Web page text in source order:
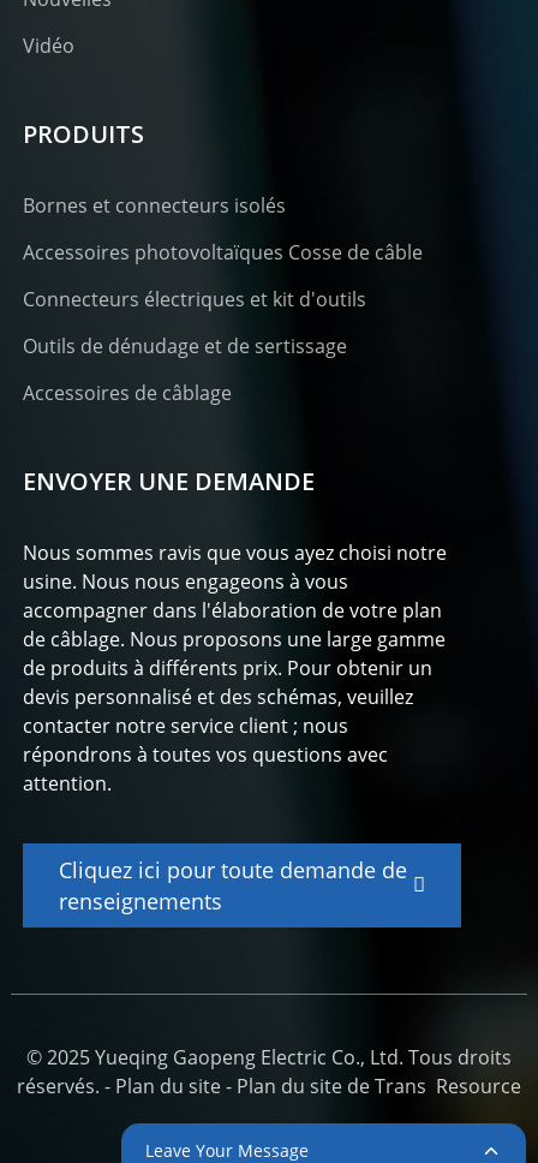
Vidéo
PRODUITS
Bornes et connecteurs isolés
Accessoires photovoltaïques Cosse de câble
Connecteurs électriques et kit d'outils
Outils de dénudage et de sertissage
Accessoires de câblage
ENVOYER UNE DEMANDE
Nous sommes ravis que vous ayez choisi notre
usine. Nous nous engageons à vous
accompagner dans l'élaboration de votre plan
de câblage. Nous proposons une large gamme
de produits à différents prix. Pour obtenir un
devis personnalisé et des schémas, veuillez
contacter notre service client ; nous
répondrons à toutes vos questions avec
attention.
Cliquez ici pour toute demande de
renseignements
© 2025 Yueqing Gaopeng Electric Co., Ltd. Tous droits
réservés. - Plan du site- Plan du site de Trans Resource
Leave Your Message